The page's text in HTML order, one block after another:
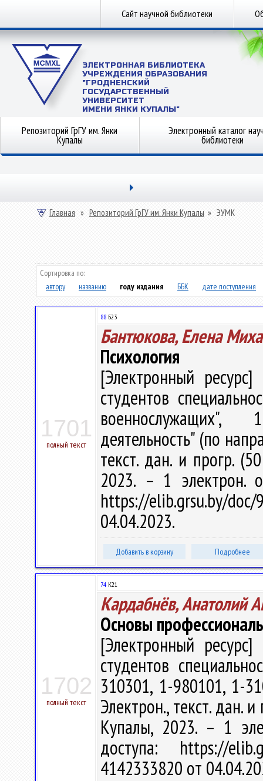
Сайт научной библиотеки
ЭЛЕКТРОННАЯ БИБЛИОТЕКА
УЧРЕЖДЕНИЯ ОБРАЗОВАНИЯ
"ГРОДНЕНСКИЙ
ГОСУДАРСТВЕННЫЙ
УНИВЕРСИТЕТ
ИМЕНИ ЯНКИ КУПАЛЫ"
Репозиторий ГрГУ им. Янки
Купалы
Электронный каталог
библиотеки
Главная » Репозиторий ГрГУ им. Янки Купалы » ЭУМК
Сортировка по:
автору
названию году издания ББК дате поступления
1701
полный текст
88 Б23
Бантюкова, Елена
Психология
[Электронный
студентов
военнослужащих",
деятельность" (по
текст. дан. и прогр.
2023. – 1 электрон.
https://elib.grsu.by/
04.04.2023.
Добавить в корзину Подробнее
1702
полный текст
74 К21
Кардабнёв, Анатолий
Основы
[Электронный
студентов
310301, 1-980101, 1-
Электрон., текст. дан.
Купалы, 2023. – 1
доступа: https://
4142333820 от